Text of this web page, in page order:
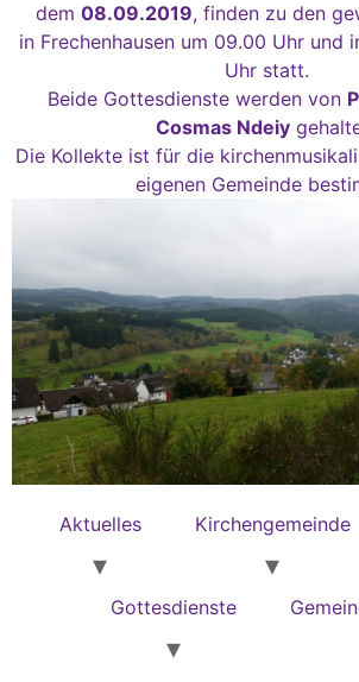
dem 08.09.2019, finden zu den
in Frechenhausen um 09.00 Uhr und
Uhr statt.
Beide Gottesdienste werden von
Cosmas Ndeiy
Die Kollekte ist für die
eigenen Gemeinde
Aktuelles Kirchengemeinde
Gottesdienste